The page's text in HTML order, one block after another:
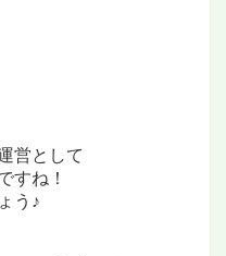
営として
すね！
う♪